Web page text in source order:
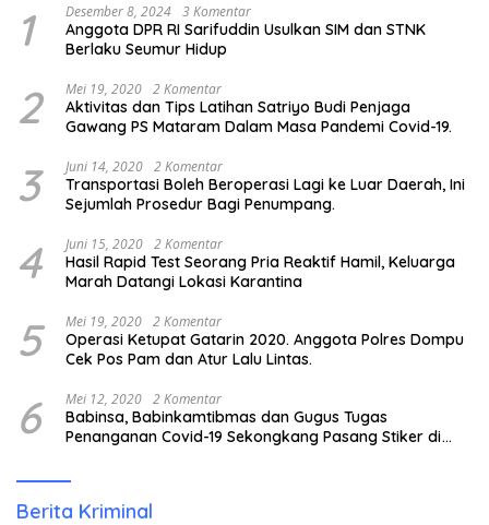
1 Desember 8, 2024 3 Komentar
Anggota DPR RI Sarifuddin Usulkan SIM dan STNK
Berlaku Seumur Hidup
2 Mei 19, 2020 2 Komentar
Aktivitas dan Tips Latihan Satriyo Budi Penjaga
Gawang PS Mataram Dalam Masa Pandemi Covid-19.
3 Juni 14, 2020 2 Komentar
Transportasi Boleh Beroperasi Lagi ke Luar Daerah, Ini
Sejumlah Prosedur Bagi Penumpang.
4 Juni 15, 2020 2 Komentar
Hasil Rapid Test Seorang Pria Reaktif Hamil, Keluarga
Marah Datangi Lokasi Karantina
5 Mei 19, 2020 2 Komentar
Operasi Ketupat Gatarin 2020. Anggota Polres Dompu
Cek Pos Pam dan Atur Lalu Lintas.
6 Mei 12, 2020 2 Komentar
Babinsa, Babinkamtibmas dan Gugus Tugas
Penanganan Covid-19 Sekongkang Pasang Stiker di
Berita Kriminal